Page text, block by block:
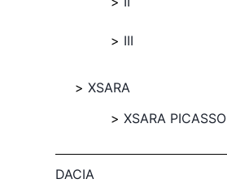
III
XSARA
XSARA PICASSO
DACIA